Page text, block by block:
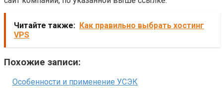
Читайте также: Как правильно выбрать хостинг
VPS
Похожие записи:
Особенности и применение УСЭК